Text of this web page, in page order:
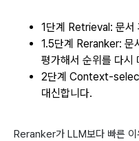
1단계 Retrieval: 문서
1.5단계 Reranker: 문
평가해서 순위를 다시
2단계 Context-
대신합니다.
Reranker가 LLM보다 빠른 이